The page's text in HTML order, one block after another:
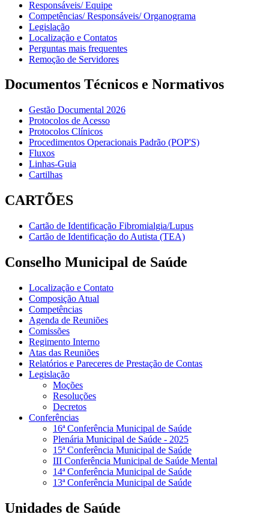
Responsáveis/ Equipe
Competências/ Responsáveis/ Organograma
Legislação
Localização e Contatos
Perguntas mais frequentes
Remoção de Servidores
Documentos Técnicos e Normativos
Gestão Documental 2026
Protocolos de Acesso
Protocolos Clínicos
Procedimentos Operacionais Padrão (POP'S)
Fluxos
Linhas-Guia
Cartilhas
CARTÕES
Cartão de Identificação Fibromialgia/Lupus
Cartão de Identificação do Autista (TEA)
Conselho Municipal de Saúde
Localização e Contato
Composição Atual
Competências
Agenda de Reuniões
Comissões
Regimento Interno
Atas das Reuniões
Relatórios e Pareceres de Prestação de Contas
Legislação
Moções
Resoluções
Decretos
Conferências
16ª Conferência Municipal de Saúde
Plenária Municipal de Saúde - 2025
15ª Conferência Municipal de Saúde
III Conferência Municipal de Saúde Mental
14ª Conferência Municipal de Saúde
13ª Conferência Municipal de Saúde
Unidades de Saúde